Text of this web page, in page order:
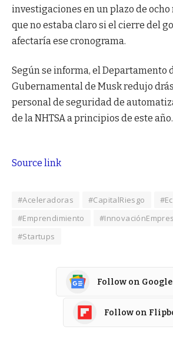
investigaciones en un plazo de ocho
que no estaba claro si el cierre del
afectaría ese cronograma.
Según se informa, el Departamento
Gubernamental de Musk redujo
personal de seguridad de
de la NHTSA a principios de este año.
Source link
#Aceleradoras #CapitalRiesgo
#Emprendimiento
#Startups
Follow on Google
Follow on